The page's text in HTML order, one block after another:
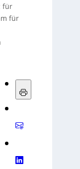
für
für